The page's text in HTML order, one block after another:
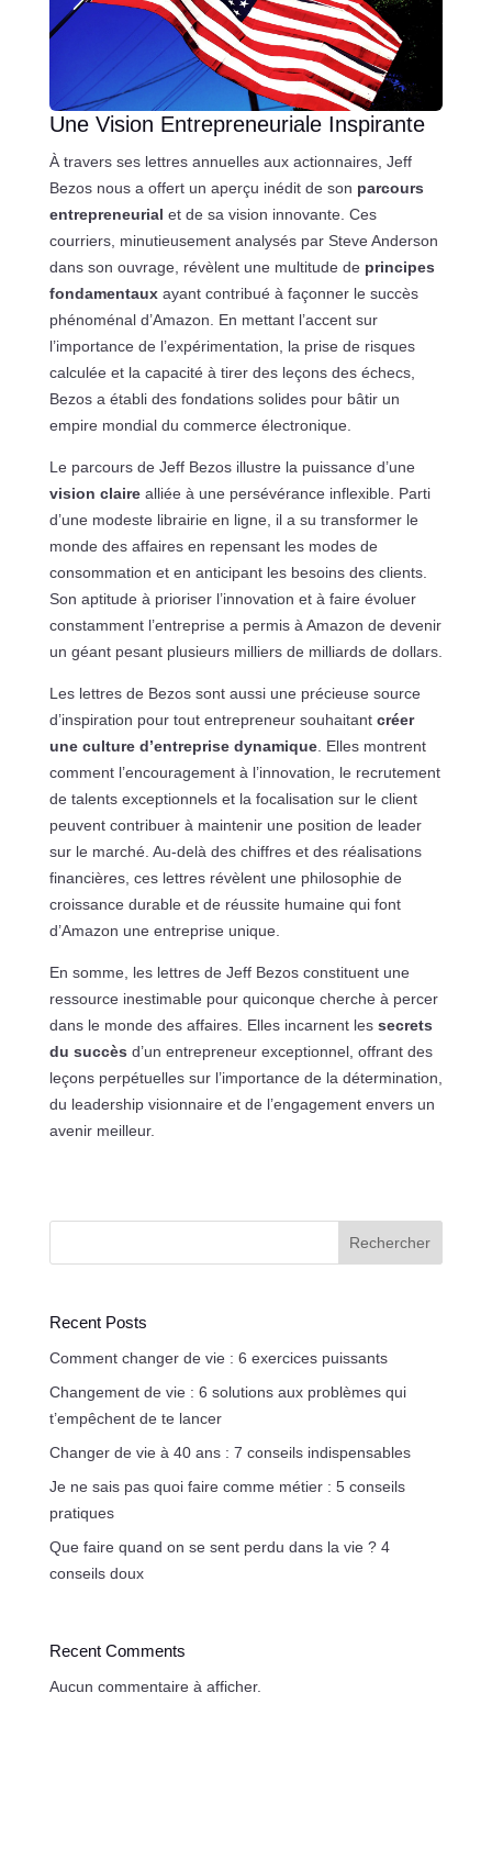
Une Vision Entrepreneuriale Inspirante
À travers ses lettres annuelles aux actionnaires, Jeff
Bezos nous a offert un aperçu inédit de son parcours
entrepreneurial et de sa vision innovante. Ces
courriers, minutieusement analysés par Steve Anderson
dans son ouvrage, révèlent une multitude de principes
fondamentauxayant contribué à façonner le succès
phénoménal d’Amazon. En mettant l’accent sur
l’importance de l’expérimentation, la prise de risques
calculée et la capacité à tirer des leçons des échecs,
Bezos a établi des fondations solides pour bâtir un
empire mondial du commerce électronique.
Le parcours de Jeff Bezos illustre la puissance d’une
vision clairealliée à une persévérance inflexible. Parti
d’une modeste librairie en ligne, il a su transformer le
monde des affaires en repensant les modes de
consommation et en anticipant les besoins des clients.
Son aptitude à prioriser l’innovation et à faire évoluer
constamment l’entreprise a permis à Amazon de devenir
un géant pesant plusieurs milliers de milliards de dollars.
Les lettres de Bezos sont aussi une précieuse source
d’inspiration pour tout entrepreneur souhaitant créer
une culture d’entreprise dynamique. Elles montrent
comment l’encouragement à l’innovation, le recrutement
de talents exceptionnels et la focalisation sur le client
peuvent contribuer à maintenir une position de leader
sur le marché. Au-delà des chiffres et des réalisations
financières, ces lettres révèlent une philosophie de
croissance durable et de réussite humaine qui font
d’Amazon une entreprise unique.
En somme, les lettres de Jeff Bezos constituent une
ressource inestimable pour quiconque cherche à percer
dans le monde des affaires. Elles incarnent les secrets
du succès d’un entrepreneur exceptionnel, offrant des
leçons perpétuelles sur l’importance de la détermination,
du leadership visionnaire et de l’engagement envers un
avenir meilleur.
Rechercher
Recent Posts
Comment changer de vie : 6 exercices puissants
Changement de vie : 6 solutions aux problèmes qui
t’empêchent de te lancer
Changer de vie à 40 ans : 7 conseils indispensables
Je ne sais pas quoi faire comme métier : 5 conseils
pratiques
Que faire quand on se sent perdu dans la vie ? 4
conseils doux
Recent Comments
Aucun commentaire à afficher.